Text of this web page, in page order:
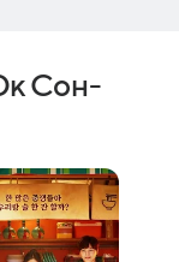
Сон-